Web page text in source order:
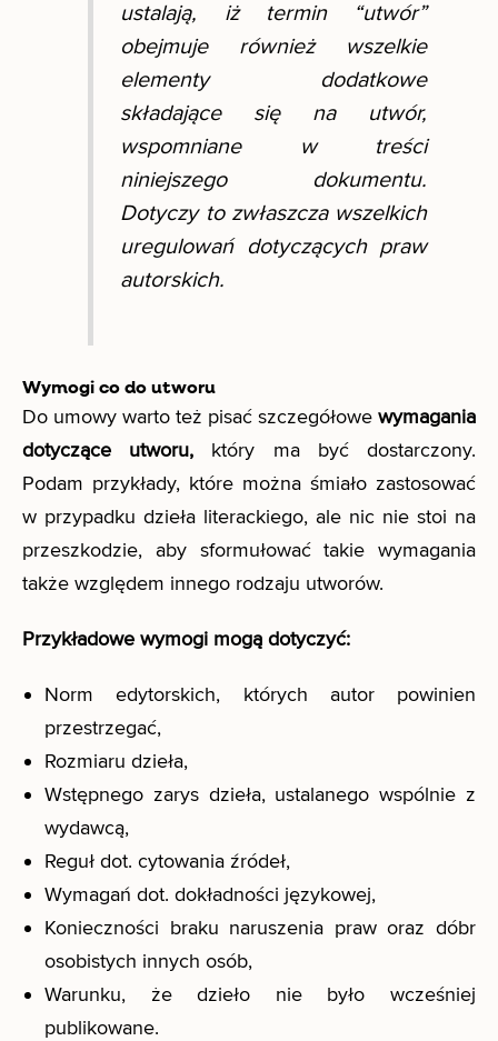
ustalają, iż termin “utwór”
obejmuje również wszelkie
elementy dodatkowe
składające się na utwór,
wspomniane w treści
niniejszego dokumentu.
Dotyczy to zwłaszcza wszelkich
uregulowań dotyczących praw
autorskich.
Wymogi co do utworu
Do umowy warto też pisać szczegółowe wymagania
dotyczące utworu, który ma być dostarczony.
Podam przykłady, które można śmiało zastosować
w przypadku dzieła literackiego, ale nic nie stoi na
przeszkodzie, aby sformułować takie wymagania
także względem innego rodzaju utworów.
Przykładowe wymogi mogą dotyczyć:
Norm edytorskich, których autor powinien
przestrzegać,
Rozmiaru dzieła,
Wstępnego zarys dzieła, ustalanego wspólnie z
wydawcą,
Reguł dot. cytowania źródeł,
Wymagań dot. dokładności językowej,
Konieczności braku naruszenia praw oraz dóbr
osobistych innych osób,
Warunku, że dzieło nie było wcześniej
publikowane.